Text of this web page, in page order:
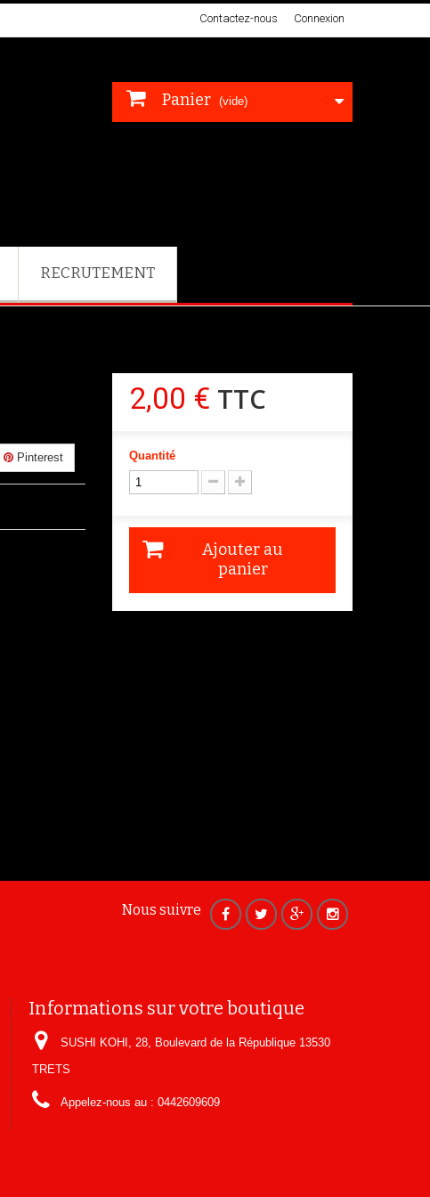
Connexion
Contactez-nous
Panier (vide)
RECRUTEMENT
Pinterest
2,00 € TTC
Quantité
Ajouter au
panier
Nous suivre
Informations sur votre boutique
SUSHI KOHI, 28, Boulevard de la République 13530
TRETS
Appelez-nous au : 0442609609